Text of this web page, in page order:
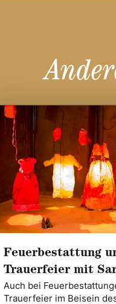
Feuerbestattung
Trauerfeier mit
Auch bei
Trauerfeier im Beisein